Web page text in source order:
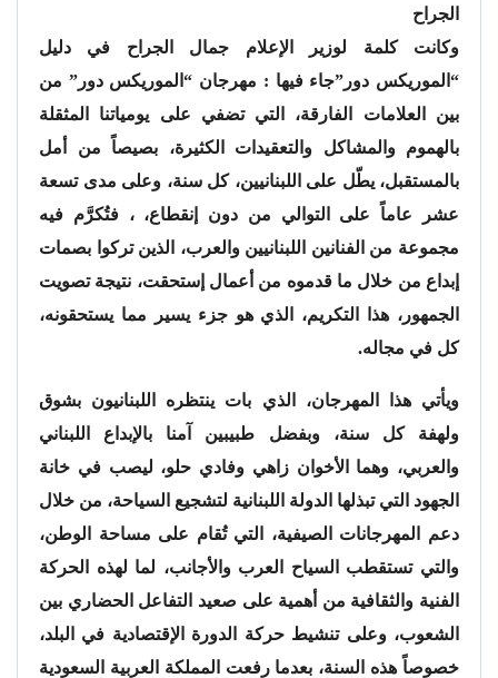
الجراح
وكانت كلمة لوزير الإعلام جمال الجراح في دليل
“الموريكس دور”جاء فيها : مهرجان “الموريكس دور” من
بين العلامات الفارقة، التي تضفي على يومياتنا المثقلة
بالهموم والمشاكل والتعقيدات الكثيرة، بصيصاً من أمل
بالمستقبل، يطّل على اللبنانيين، كل سنة، وعلى مدى تسعة
عشر عاماً على التوالي من دون إنقطاع، ، فتُكرَّم فيه
مجموعة من الفنانين اللبنانيين والعرب، الذين تركوا بصمات
إبداع من خلال ما قدموه من أعمال إستحقت، نتيجة تصويت
الجمهور، هذا التكريم، الذي هو جزء يسير مما يستحقونه،
كل في مجاله.
ويأتي هذا المهرجان، الذي بات ينتظره اللبنانيون بشوق
ولهفة كل سنة، وبفضل طبيبين آمنا بالإبداع اللبناني
والعربي، وهما الأخوان زاهي وفادي حلو، ليصب في خانة
الجهود التي تبذلها الدولة اللبنانية لتشجيع السياحة، من خلال
دعم المهرجانات الصيفية، التي تُقام على مساحة الوطن،
والتي تستقطب السياح العرب والأجانب، لما لهذه الحركة
الفنية والثقافية من أهمية على صعيد التفاعل الحضاري بين
الشعوب، وعلى تنشيط حركة الدورة الإقتصادية في البلد،
خصوصاً هذه السنة، بعدما رفعت المملكة العربية السعودية